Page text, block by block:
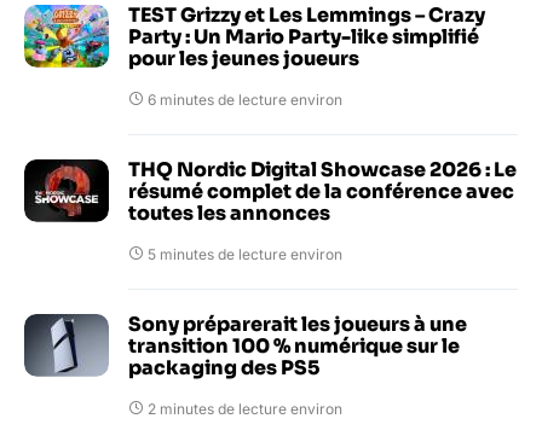
TEST Grizzy et Les Lemmings – Crazy
Party : Un Mario Party-like simplifié
pour les jeunes joueurs
6 minutes de lecture environ
THQ Nordic Digital Showcase 2026 : Le
résumé complet de la conférence avec
toutes les annonces
5 minutes de lecture environ
Sony préparerait les joueurs à une
transition 100 % numérique sur le
packaging des PS5
2 minutes de lecture environ